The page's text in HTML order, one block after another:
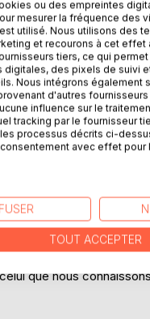
tomber les
Était-ce le fruit
qu'il a l'air patraque,
aussi a-t-il, dans un
ressenti le malaise
de ce petit grimoire,
notre planète.
trois prétentieux se
peu d'espoir. Est-ce dû
que nous
ou des empreintes
mesurer la fréquence des
utilisé. Nous utilisons des
et recourons à cet effet
tiers, ce qui
digitales, des pixels de suivi
Nous intégrons également
d'autres
influence sur le
tracking par le fournisseur
processus décrits ci-
avec effet pour
TOUT ACCEPTER